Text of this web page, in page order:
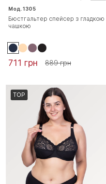
Мод. 1305
Бюстгальтер спейсер з гладкою
чашкою
711 грн 889 грн
TOP